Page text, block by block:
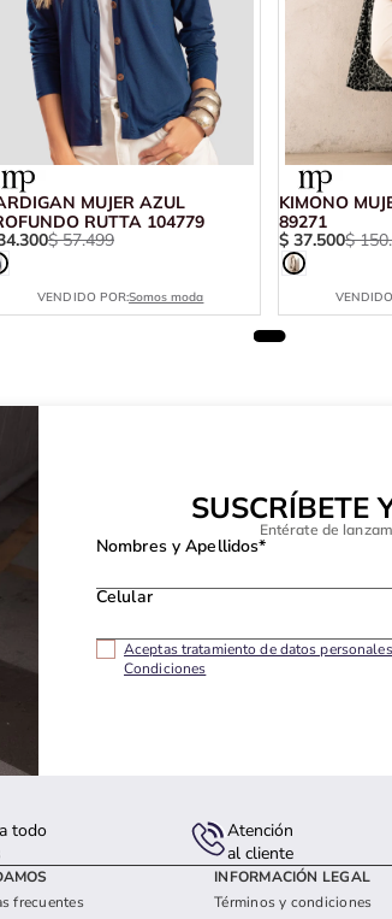
MUJER AZUL
RUTTA 104779
.300$ 57.499
VENDIDO POR:Somos moda
KIMONO
89271
$ 37.500$ 150.
SUSCRÍBETE
Entérate de
Nombres y Apellidos*
Celular
Aceptas tratamiento de datos
Condiciones
todo
Atención
al cliente
frecuentes
INFORMACIÓN LEGAL
Términos y condiciones